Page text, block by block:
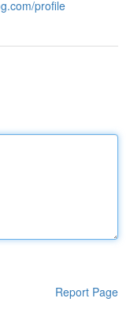
profile
Report Page